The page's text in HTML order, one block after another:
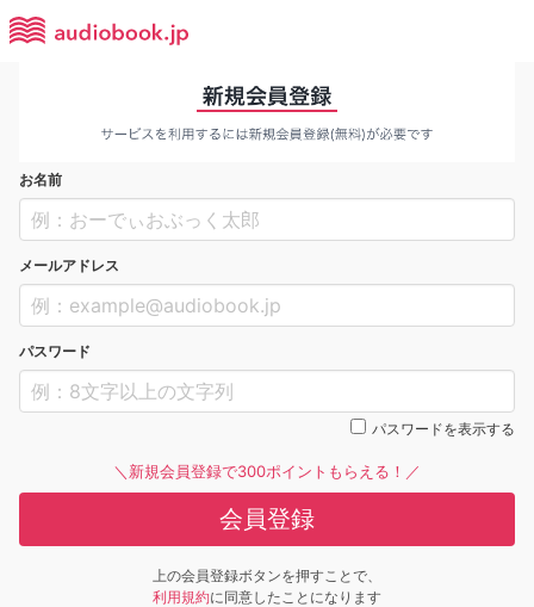
お名前
メールアドレス
パスワード
パスワードを表示する
＼新規会員登録で300ポイントもらえる！／
会員登録
上の会員登録ボタンを押すことで、
利用規約に同意したことになります